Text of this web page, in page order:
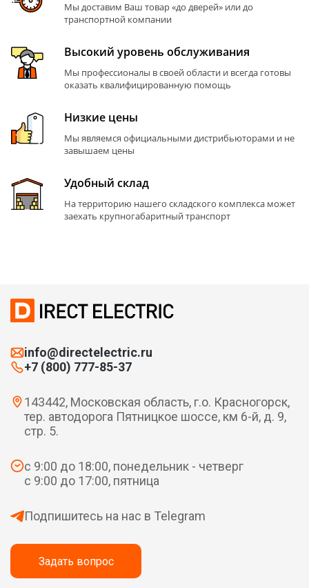
Мы доставим Ваш товар «до дверей» или до
транспортной компании
Высокий уровень обслуживания
Мы профессионалы в своей области и всегда готовы
оказать квалифицированную помощь
Низкие цены
Мы являемся официальными дистрибьюторами и не
завышаем цены
Удобный склад
На территорию нашего складского комплекса может
заехать крупногабаритный транспорт
info@directelectric.ru
+7 (800) 777-85-37
143442, Московская область, г.о. Красногорск,
тер. автодорога Пятницкое шоссе, км 6-й, д. 9,
стр. 5.
с 9:00 до 18:00, понедельник - четверг
с 9:00 до 17:00, пятница
Подпишитесь на нас в Telegram
Задать вопрос